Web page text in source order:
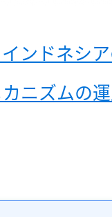
ンドネシ
ニズムの